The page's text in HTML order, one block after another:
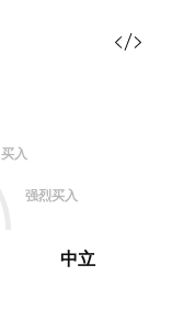
朗能源基础设施（
气（LNG）运输的
大天然气储量并位
制了其出口能力，
对任何中断都极为
买入
强烈买入
中立